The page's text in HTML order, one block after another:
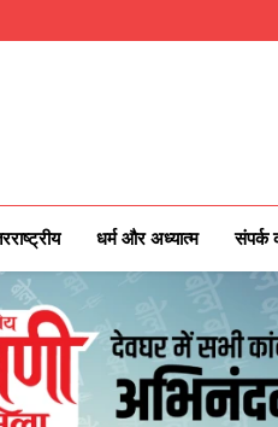
Local News Network
धर्म और अध्यात्म संपर्क